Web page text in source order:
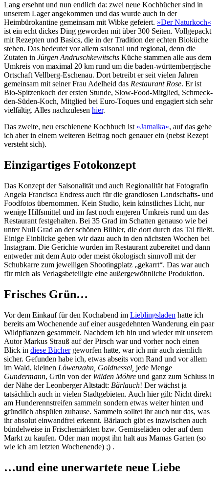
Lang ersehnt und nun endlich da: zwei neue Kochbücher sind in
unserem Lager angekommen und das wurde auch in der
Heimbürokantine gemeinsam mit Wibke gefeiert. »Der Naturkoch«
ist ein echt dickes Ding geworden mit über 300 Seiten. Vollgepackt
mit Rezepten und Basics, die in der Tradition der echten Bioküche
stehen. Das bedeutet vor allem saisonal und regional, denn die
Zutaten in Jürgen Andruschkewitschs Küche stammen alle aus dem
Umkreis von maximal 20 km rund um die baden-württembergische
Ortschaft Vellberg-Eschenau. Dort betreibt er seit vielen Jahren
gemeinsam mit seiner Frau Adelheid das Restaurant Rose. Er ist
Bio-Spitzenkoch der ersten Stunde, Slow-Food-Mitglied, Schmeck-
den-Süden-Koch, Mitglied bei Euro-Toques und engagiert sich sehr
vielfältig. Alles nachzulesen hier.
Das zweite, neu erschienene Kochbuch ist »Jamaika«, auf das gehe
ich aber in einem weiteren Beitrag noch genauer ein (nebst Rezept
versteht sich).
Einzigartiges Fotokonzept
Das Konzept der Saisonalität und auch Regionalität hat Fotografin
Angela Francisca Endress auch für die grandiosen Landschafts- und
Foodfotos übernommen. Kein Studio, kein künstliches Licht, nur
wenige Hilfsmittel und im fast noch engeren Umkreis rund um das
Restaurant festgehalten. Bei 35 Grad im Schatten genauso wie bei
unter Null Grad an der schönen Bühler, die dort durch das Tal fließt.
Einige Einblicke geben wir dazu auch in den nächsten Wochen bei
Instagram. Die Gerichte wurden im Restaurant zubereitet und dann
entweder mit dem Auto oder meist ökologisch sinnvoll mit der
Schubkarre zum jeweiligen Shootingplatz „gekarrt“. Das war auch
für mich als Verlagsbeteiligte eine außergewöhnliche Produktion.
Frisches Grün…
Vor dem Einkauf für den Kochabend im Lieblingsladen hatte ich
bereits am Wochenende auf einer ausgedehnten Wanderung ein paar
Wildpflanzen gesammelt. Nachdem ich hin und wieder mit unserem
Autor Markus Strauß auf der Pirsch war und vorher noch einen
Blick in diese Büchergeworfen hatte, war ich mir auch ziemlich
sicher. Gefunden habe ich, etwas abseits vom Rand und vor allem
im Wald, kleinen Löwenzahn, Goldnessel, jede Menge
Gundermann, Grün von der Wilden Möhre und ganz zum Schluss in
der Nähe der Leonberger Altstadt: Bärlauch! Der wächst ja
tatsächlich auch in vielen Stadtgebieten. Auch hier gilt: Nicht direkt
am Hunderennstreifen sammeln sondern etwas weiter hinten und
gründlich abspülen zuhause. Sammeln solltet ihr auch nur das, was
ihr absolut einwandfrei erkennt. Bärlauch gibt es inzwischen auch
bündelweise in Frischemärkten bzw. Gemüseläden oder auf dem
Markt zu kaufen. Oder man mopst ihn halt aus Mamas Garten (so
wie ich am letzten Wochenende) ;) .
…und eine unerwartete neue Liebe